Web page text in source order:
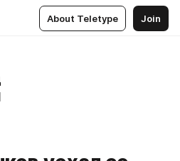
About Teletype Join